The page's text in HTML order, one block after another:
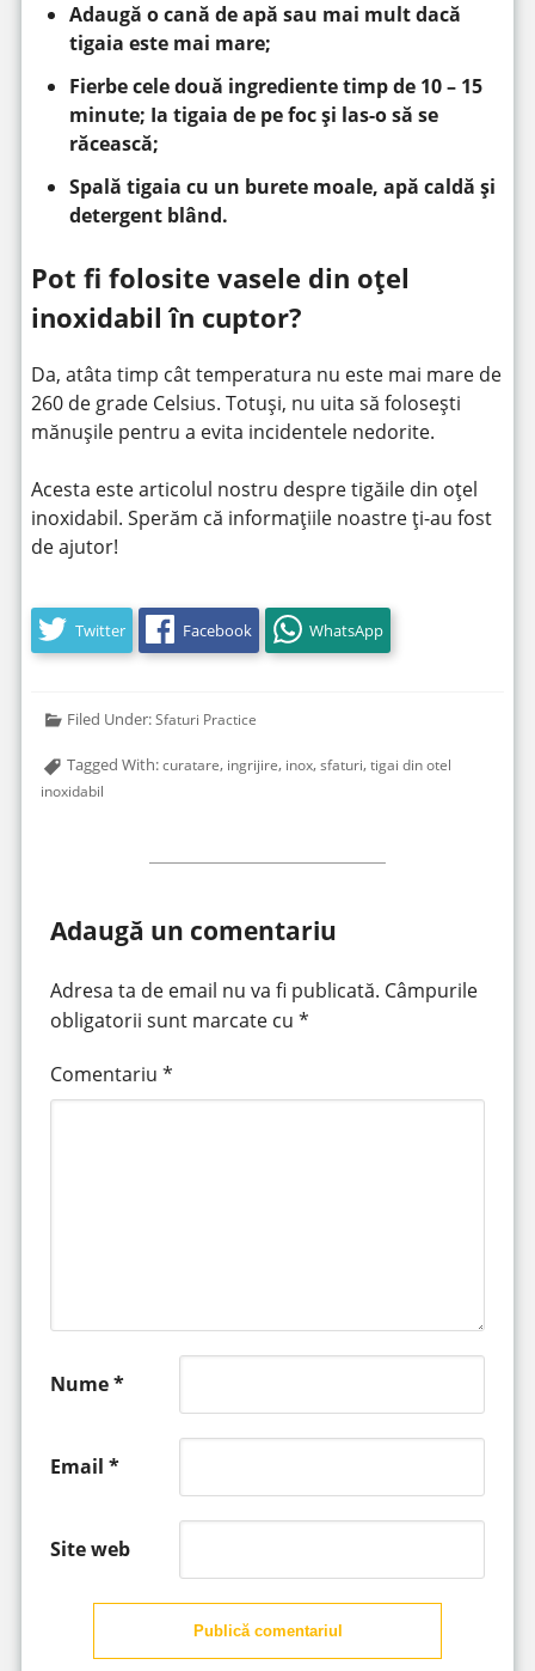
Adaugă o cană de apă sau mai mult dacă
tigaia este mai mare;
Fierbe cele două ingrediente timp de 10 – 15
minute; Ia tigaia de pe foc și las-o să se
răcească;
Spală tigaia cu un burete moale, apă caldă și
detergent blând.
Pot fi folosite vasele din oțel
inoxidabil în cuptor?
Da, atâta timp cât temperatura nu este mai mare de
260 de grade Celsius. Totuși, nu uita să folosești
mănușile pentru a evita incidentele nedorite.
Acesta este articolul nostru despre tigăile din oțel
inoxidabil. Sperăm că informațiile noastre ți-au fost
de ajutor!
Twitter Facebook WhatsApp
Filed Under:Sfaturi Practice
Tagged With:curatare, ingrijire, inox,sfaturi,tigai din otel
inoxidabil
Adaugă un comentariu
Adresa ta de email nu va fi publicată. Câmpurile
obligatorii sunt marcate cu *
Comentariu *
Nume*
Email *
Site web
Publică comentariul